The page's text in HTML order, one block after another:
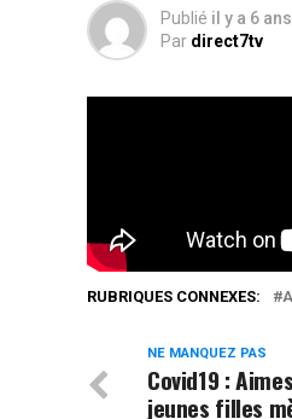
Publié il y a 6 ans
Par direct7tv
RUBRIQUES CONNEXES:
NE MANQUEZ PAS
Covid19 :
jeunes filles